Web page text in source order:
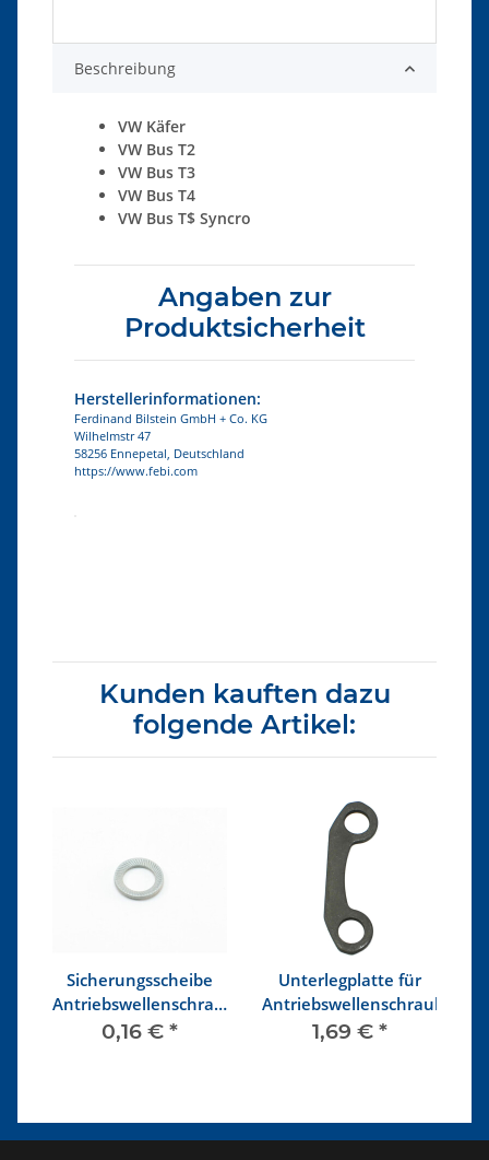
Beschreibung
VW Käfer
VW Bus T2
VW Bus T3
VW Bus T4
VW Bus T$ Syncro
Angaben zur
Produktsicherheit
Herstellerinformationen:
Ferdinand Bilstein GmbH + Co. KG
Wilhelmstr 47
58256 Ennepetal, Deutschland
https://www.febi.com
Kunden kauften dazu
folgende Artikel:
Sicherungsscheibe
Antriebswellenschraube
M8
0,16 € *
Unterlegplatte für
Antriebswellenschraube
1,69 € *